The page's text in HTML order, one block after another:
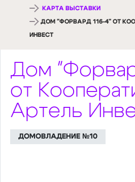
КАРТА ВЫСТАВКИ
ДОМ "ФОРВАРД 116-4" ОТ
ИНВЕСТ
Дом
от
Артель
ДОМОВЛАДЕНИЕ №10